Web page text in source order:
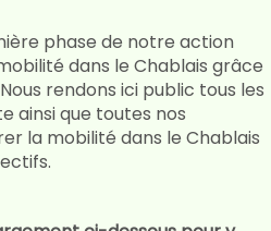
phase de notre action
dans le Chablais grâce
rendons ici public tous les
ainsi que toutes nos
la mobilité dans le Chablais